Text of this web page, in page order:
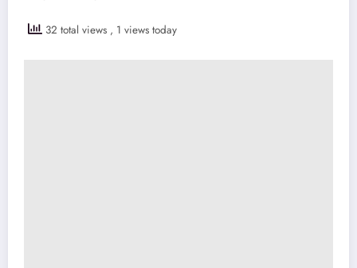
32 total views , 1 views today